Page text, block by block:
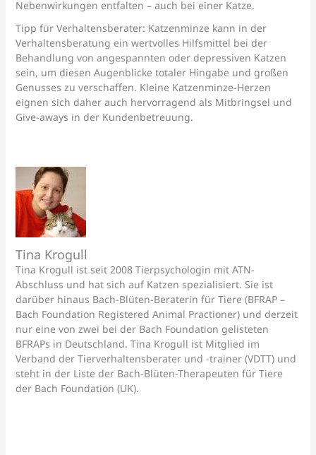
Nebenwirkungen entfalten – auch bei einer Katze.
Tipp für Verhaltensberater: Katzenminze kann in der
Verhaltensberatung ein wertvolles Hilfsmittel bei der
Behandlung von angespannten oder depressiven Katzen
sein, um diesen Augenblicke totaler Hingabe und großen
Genusses zu verschaffen. Kleine Katzenminze-Herzen
eignen sich daher auch hervorragend als Mitbringsel und
Give-aways in der Kundenbetreuung.
Tina Krogull
Tina Krogull ist seit 2008 Tierpsychologin mit ATN-
Abschluss und hat sich auf Katzen spezialisiert. Sie ist
darüber hinaus Bach-Blüten-Beraterin für Tiere (BFRAP –
Bach Foundation Registered Animal Practioner) und derzeit
nur eine von zwei bei der Bach Foundation gelisteten
BFRAPs in Deutschland. Tina Krogull ist Mitglied im
Verband der Tierverhaltensberater und -trainer (VDTT) und
steht in der Liste der Bach-Blüten-Therapeuten für Tiere
der Bach Foundation (UK).